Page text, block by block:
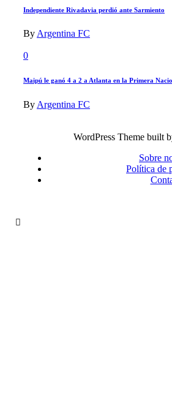
Independiente Rivadavia perdió ante Sarmiento
ByArgentina FC
0
Maipú le ganó 4 a 2 a Atlanta en la Primera
ByArgentina FC
WordPress Theme built
Sobre
Política de